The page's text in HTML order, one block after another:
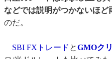
などでは説明がつかないほど
のだ。
SBI FXトレード とGMOク